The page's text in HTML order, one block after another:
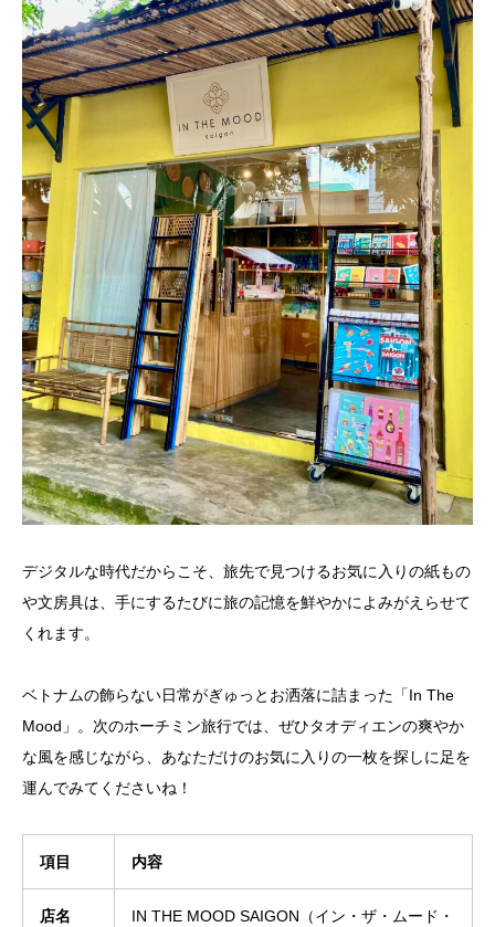
デジタルな時代だからこそ、旅先で見つけるお気に入りの紙もの
や文房具は、手にするたびに旅の記憶を鮮やかによみがえらせて
くれます。
ベトナムの飾らない日常がぎゅっとお洒落に詰まった「In The
Mood」。次のホーチミン旅行では、ぜひタオディエンの爽やか
な風を感じながら、あなただけのお気に入りの一枚を探しに足を
運んでみてくださいね！
項目 内容
店名
IN THE MOOD SAIGON（イン・ザ・ムード・